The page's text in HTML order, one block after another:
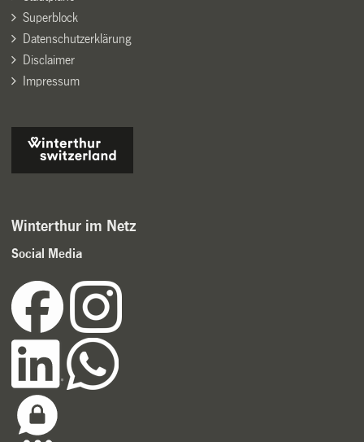
Superblock
Datenschutzerklärung
Disclaimer
Impressum
Winterthur im Netz
Social Media